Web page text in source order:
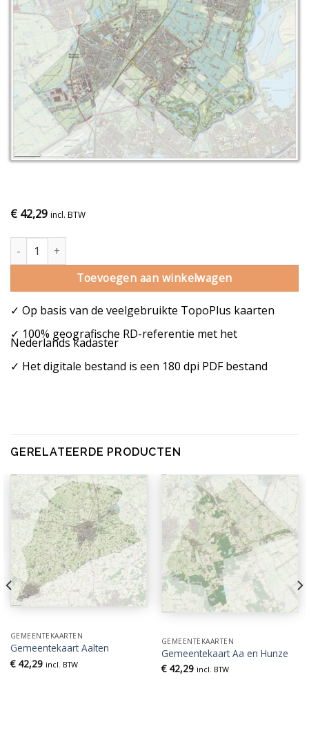
€ 42,29 incl. BTW
Gemeentekaart Lansingerland aantal
Toevoegen aan winkelwagen
✓ Op basis van de veelgebruikte TopoPlus kaarten
✓ 100% geografische RD-referentie met het
Nederlands kadaster
✓ Het digitale bestand is een 180 dpi PDF bestand
GERELATEERDE PRODUCTEN
GEMEENTEKAARTEN
Gemeentekaart Aalten
€42,29 incl. BTW
GEMEENTEKAARTEN
Gemeentekaart Aa en Hunze
€42,29 incl. BTW